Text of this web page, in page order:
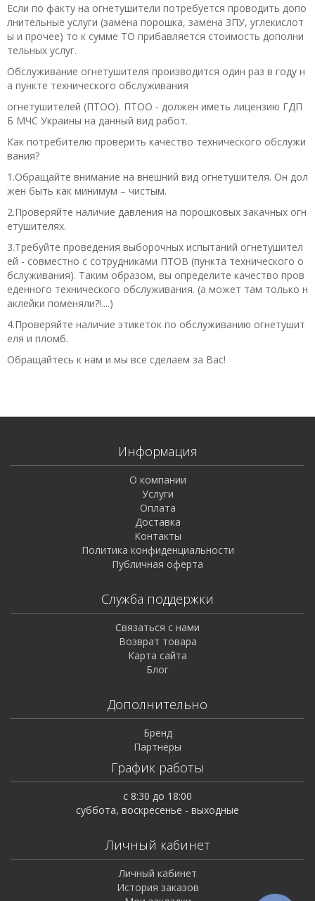
Если по факту на огнетушители потребуется проводить допо
лнительные услуги (замена порошка, замена ЗПУ, углекислот
ы и прочее) то к сумме ТО прибавляется стоимость дополни
тельных услуг.
Обслуживание огнетушителя производится один раз в году н
а пункте технического обслуживания
огнетушителей (ПТОО). ПТОО - должен иметь лицензию ГДП
Б МЧС Украины на данный вид работ.
Как потребителю проверить качество технического обслужи
вания?
1.Обращайте внимание на внешний вид огнетушителя. Он дол
жен быть как минимум – чистым.
2.Проверяйте наличие давления на порошковых закачных огн
етушителях.
3.Требуйте проведения выборочных испытаний огнетушител
ей - совместно с сотрудниками ПТОВ (пункта технического о
бслуживания). Таким образом, вы определите качество пров
еденного технического обслуживания. (а может там только н
аклейки поменяли?!....)
4.Проверяйте наличие этикеток по обслуживанию огнетушит
еля и пломб.
Обращайтесь к нам и мы все сделаем за Вас!
Информация
О компании
Услуги
Оплата
Доставка
Контакты
Политика конфиденциальности
Публичная оферта
Служба поддержки
Связаться с нами
Возврат товара
Карта сайта
Блог
Дополнительно
Бренд
Партнёры
График работы
с 8:30 до 18:00
суббота, воскресенье - выходные
Личный кабинет
Личный кабинет
История заказов